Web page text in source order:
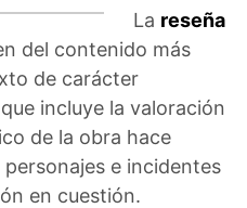
La reseña
del contenido más
de carácter
incluye la valoración
de la obra hace
e incidentes
en cuestión.